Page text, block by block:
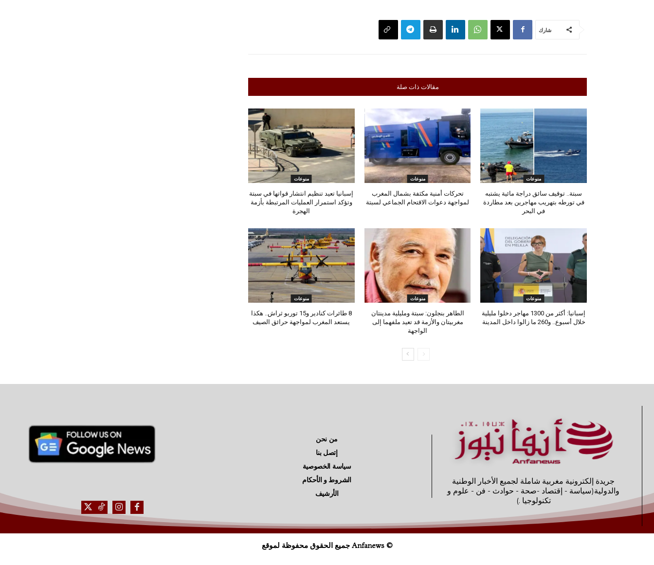
شارك
مقالات ذات صلة
منوعات
سبتة.. توقيف سائق دراجة مائية يشتبه
في تورطه بتهريب مهاجرين بعد مطاردة
في البحر
منوعات
تحركات أمنية مكثفة بشمال المغرب
لمواجهة دعوات الاقتحام الجماعي لسبتة
منوعات
إسبانيا تعيد تنظيم انتشار قواتها في سبتة
وتؤكد استمرار العمليات المرتبطة بأزمة
الهجرة
منوعات
إسبانيا: أكثر من 1300 مهاجر دخلوا مليلية
خلال أسبوع.. و260 ما زالوا داخل المدينة
منوعات
الطاهر بنجلون: سبتة ومليلية مدينتان
مغربيتان والأزمة قد تعيد ملفهما إلى
الواجهة
منوعات
8 طائرات كنادير و15 توربو ثراش.. هكذا
يستعد المغرب لمواجهة حرائق الصيف
جريدة إلكترونية مغربية شاملة لجميع الأخبار الوطنية
والدولية(سياسة - إقتصاد -صحة - حوادث - فن - علوم و
تكنولوجيا .)
من نحن
إتصل بنا
سياسة الخصوصية
الشروط و الأحكام
الأرشيف
© Anfanews جميع الحقوق محفوظة لموقع